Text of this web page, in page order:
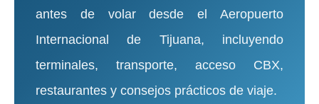
antes de volar desde el Aeropuerto
Internacional de Tijuana, incluyendo
terminales, transporte, acceso CBX,
restaurantes y consejos prácticos de viaje.